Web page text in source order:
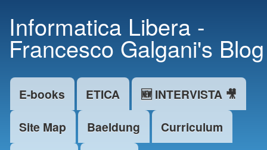
main
content
Informatica Libera -
Francesco Galgani's Blog
Main menu
E-books ETICA
🆕 INTERVISTA 🎥
Site Map
Baeldung
Curriculum